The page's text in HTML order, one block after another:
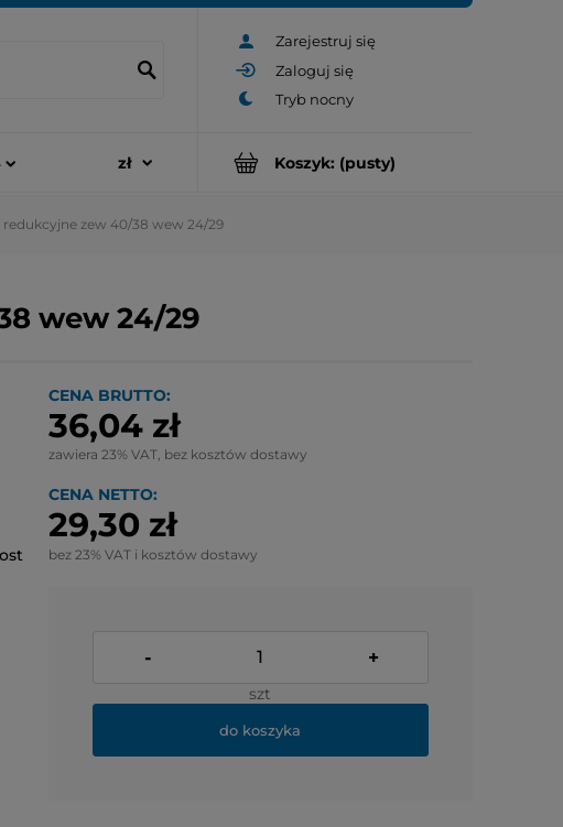
Zarejestruj się
Zaloguj się
Koszyk: (pusty)
redukcyjne zew 40/38 wew 24/29
wew 24/29
CENA BRUTTO:
36,04 zł
zawiera 23% VAT, bez kosztów dostawy
CENA NETTO:
29,30 zł
bez 23% VAT i kosztów dostawy
- +
szt
do koszyka